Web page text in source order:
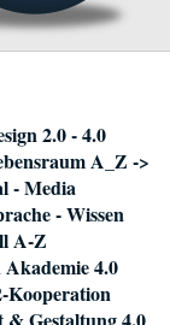
2.0 - 4.0
A_Z ->
- Media
- Wissen
A-Z
4.0
Kooperation